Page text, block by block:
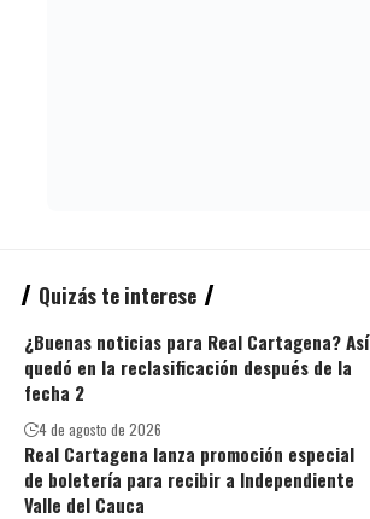
Quizás te interese
¿Buenas noticias para Real Cartagena? Así
quedó en la reclasificación después de la
fecha 2
4 de agosto de 2026
Real Cartagena lanza promoción especial
de boletería para recibir a Independiente
Valle del Cauca